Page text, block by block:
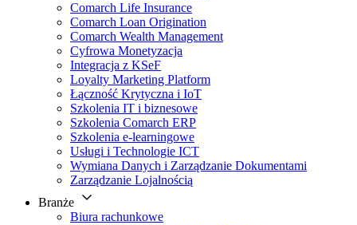
Comarch Life Insurance
Comarch Loan Origination
Comarch Wealth Management
Cyfrowa Monetyzacja
Integracja z KSeF
Loyalty Marketing Platform
Łączność Krytyczna i IoT
Szkolenia IT i biznesowe
Szkolenia Comarch ERP
Szkolenia e-learningowe
Usługi i Technologie ICT
Wymiana Danych i Zarządzanie Dokumentami
Zarządzanie Lojalnością
Branże
Biura rachunkowe